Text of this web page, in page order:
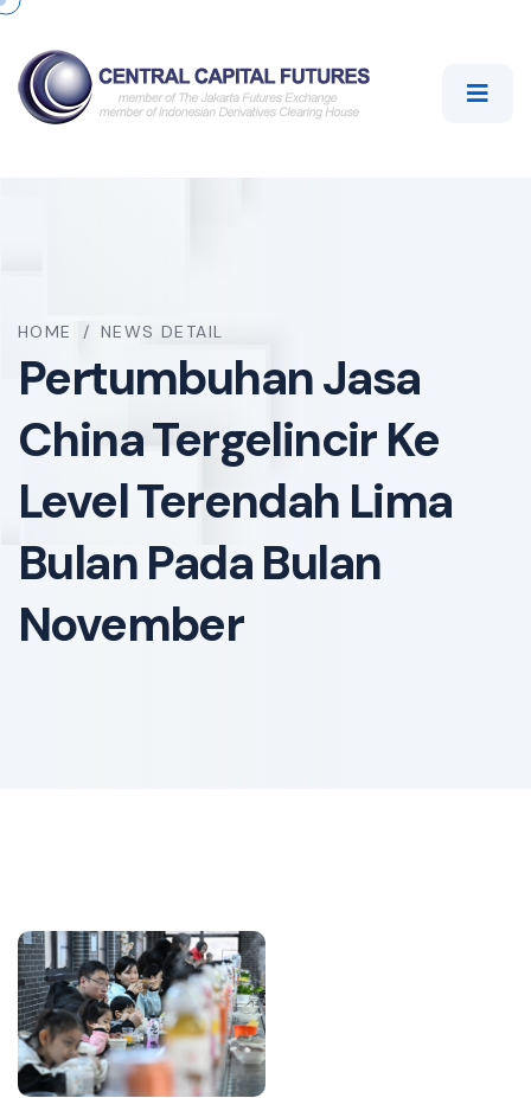
HOME / NEWS DETAIL
Pertumbuhan Jasa
China Tergelincir Ke
Level Terendah Lima
Bulan Pada Bulan
November